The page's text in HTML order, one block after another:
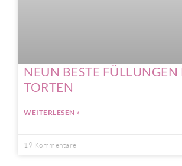
NEUN BESTE FÜLLUNGEN
TORTEN
WEITERLESEN »
19 Kommentare